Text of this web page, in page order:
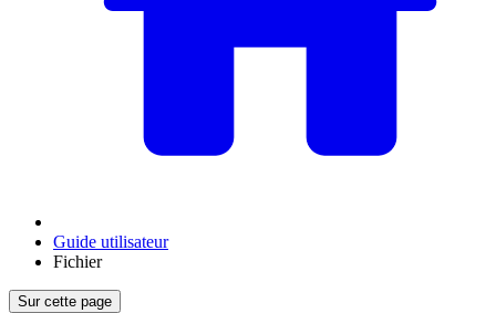
Guide utilisateur
Fichier
Sur cette page